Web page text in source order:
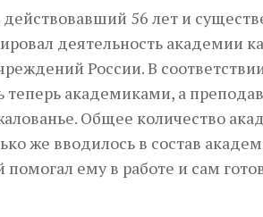
56 лет и
деятельность академии
России. В
академиками, а
Общее количество
же вводилось в состав
ему в работе и сам